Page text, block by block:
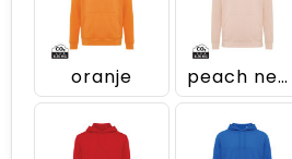
oranje peach nectar